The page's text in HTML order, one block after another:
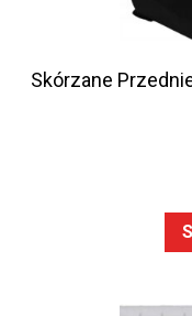
Skórzane